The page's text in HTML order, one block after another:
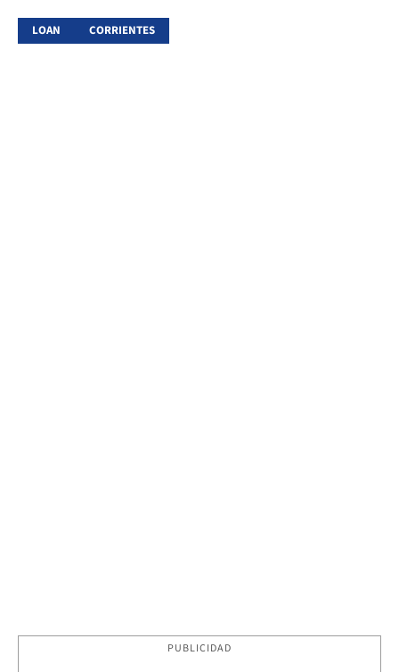
LOAN CORRIENTES
PUBLICIDAD